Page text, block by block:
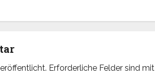
Erforderliche Felder sind mit